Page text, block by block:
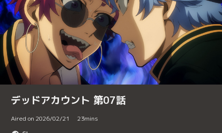
デッドアカウント 第07話
Aired on 2026/02/21 23mins